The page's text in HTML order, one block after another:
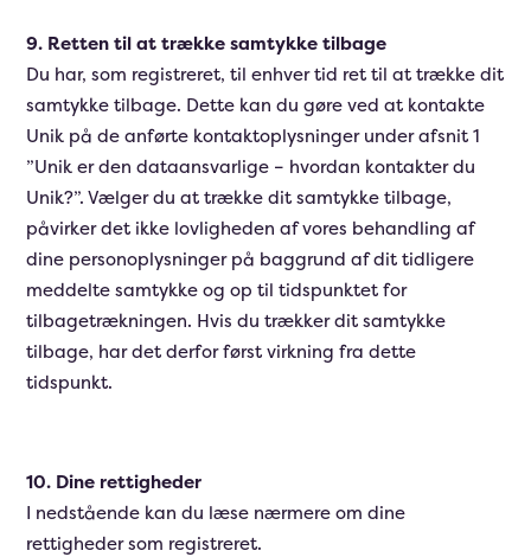
9. Retten til at trække samtykke tilbage
Du har, som registreret, til enhver tid ret til at trække dit
samtykke tilbage. Dette kan du gøre ved at kontakte
Unik på de anførte kontaktoplysninger under afsnit 1
”Unik er den dataansvarlige – hvordan kontakter du
Unik?”. Vælger du at trække dit samtykke tilbage,
påvirker det ikke lovligheden af vores behandling af
dine personoplysninger på baggrund af dit tidligere
meddelte samtykke og op til tidspunktet for
tilbagetrækningen. Hvis du trækker dit samtykke
tilbage, har det derfor først virkning fra dette
tidspunkt.
10. Dine rettigheder
I nedstående kan du læse nærmere om dine
rettigheder som registreret.